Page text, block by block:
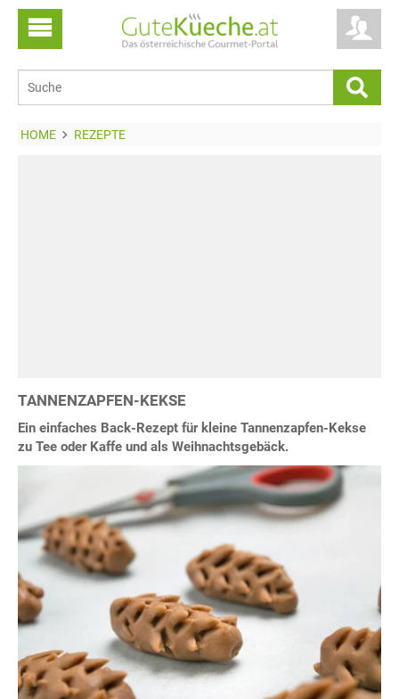
HOME REZEPTE
TANNENZAPFEN-KEKSE
Ein einfaches Back-Rezept für kleine Tannenzapfen-Kekse
zu Tee oder Kaffe und als Weihnachtsgebäck.